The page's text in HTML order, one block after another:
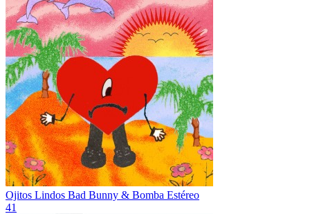
Ojitos Lindos Bad Bunny & Bomba Estéreo
41